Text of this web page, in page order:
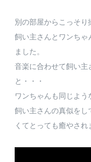
別の部屋からこっそり
飼い主さんとワンち
ました。
音楽に合わせて飼い
と・・・
ワンちゃんも同じよう
飼い主さんの真似を
くてとっても癒やされ